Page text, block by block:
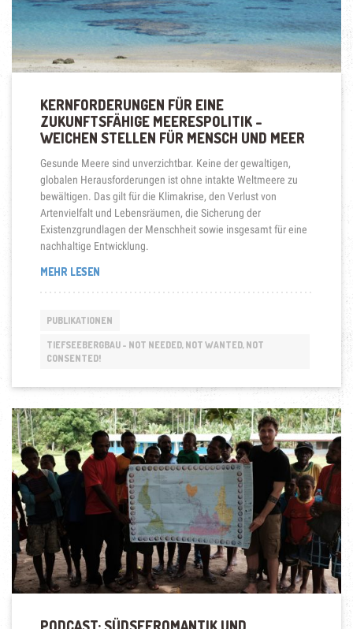
KERNFORDERUNGEN FÜR EINE
ZUKUNFTSFÄHIGE MEERESPOLITIK –
WEICHEN STELLEN FÜR MENSCH UND MEER
Gesunde Meere sind unverzichtbar. Keine der gewaltigen,
globalen Herausforderungen ist ohne intakte Weltmeere zu
bewältigen. Das gilt für die Klimakrise, den Verlust von
Artenvielfalt und Lebensräumen, die Sicherung der
Existenzgrundlagen der Menschheit sowie insgesamt für eine
nachhaltige Entwicklung.
MEHR LESEN„KERNFORDERUNGEN
ZUKUNFTSFÄHIGE
–
WEICHEN
FÜR
MENSCH
UND
MEER“
PUBLIKATIONEN
TIEFSEEBERGBAU - NOT NEEDED, NOT WANTED, NOT
CONSENTED!